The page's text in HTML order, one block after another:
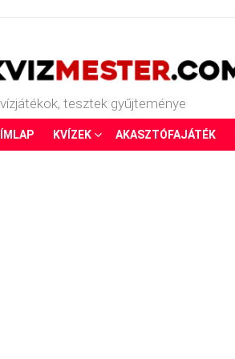
tesztek gyűjteménye
KVÍZEK AKASZTÓFAJÁTÉK